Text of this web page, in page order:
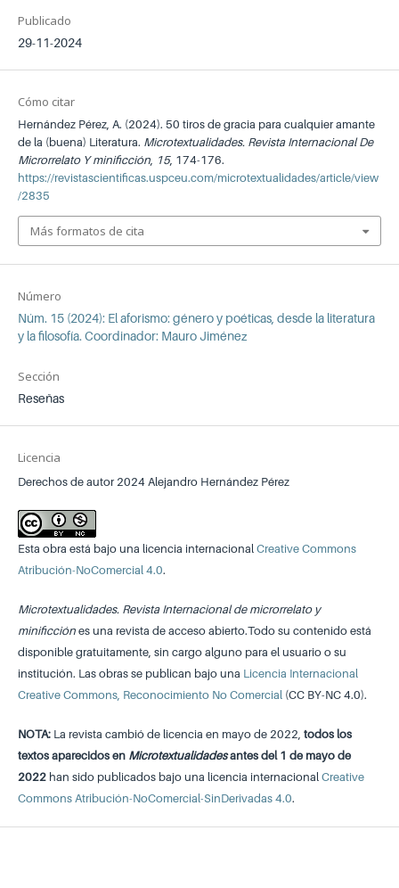
Publicado
29-11-2024
Número
Núm. 15 (2024): El aforismo: género y poéticas, desde la literatura
y la filosofía. Coordinador: Mauro Jiménez
Sección
Reseñas
Licencia
Derechos de autor 2024 Alejandro Hernández Pérez
Esta obra está bajo una licencia internacionalCreative Commons
Atribución-NoComercial 4.0.
Microtextualidades. Revista Internacional de microrrelato y
minificciónes una revista de acceso abierto.Todo su contenido está
disponible gratuitamente, sin cargo alguno para el usuario o su
institución. Las obras se publican bajo una Licencia Internacional
Creative Commons, Reconocimiento No Comercial(CC BY-NC 4.0).
NOTA:La revista cambió de licencia en mayo de 2022, todos los
textos aparecidos en Microtextualidadesantes del 1 de mayo de
2022han sido publicados bajo una licencia internacionalCreative
Commons Atribución-NoComercial-SinDerivadas 4.0.
Cómo citar
Hernández Pérez, A. (2024). 50 tiros de gracia para cualquier amante
de la (buena) Literatura. Microtextualidades. Revista Internacional De
Microrrelato Y minificción, 15, 174-176.
https://revistascientificas.uspceu.com/microtextualidades/article/view
/2835
Más formatos de cita